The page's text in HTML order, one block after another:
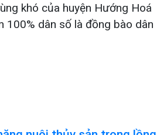
khó của huyện Hướng Hoá
100% dân số là đồng bào dân